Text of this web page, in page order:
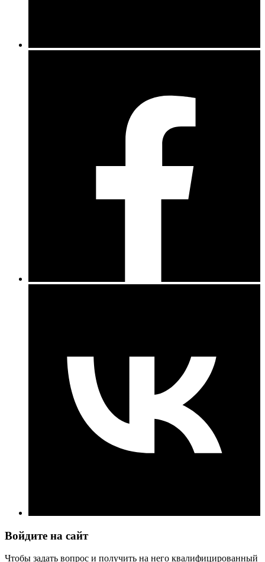
Войдите на сайт
Чтобы задать вопрос и получить на него квалифицированный